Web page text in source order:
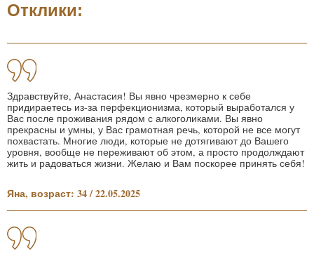
Отклики:
Здравствуйте, Анастасия! Вы явно чрезмерно к себе
придираетесь из-за перфекционизма, который выработался у
Вас после проживания рядом с алкоголиками. Вы явно
прекрасны и умны, у Вас грамотная речь, которой не все могут
похвастать. Многие люди, которые не дотягивают до Вашего
уровня, вообще не переживают об этом, а просто продолждают
жить и радоваться жизни. Желаю и Вам поскорее принять себя!
Яна, возраст: 34 / 22.05.2025